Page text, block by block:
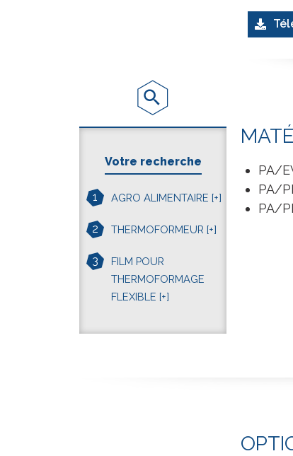
Votre recherche
1 AGRO ALIMENTAIRE [+]
2 THERMOFORMEUR [+]
3
FILM POUR
THERMOFORMAGE
FLEXIBLE [+]
PA/
PA/
PA/